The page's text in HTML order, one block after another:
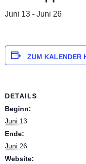
Juni 13 - Juni 26
ZUM KALENDER
DETAILS
Beginn:
Juni 13
Ende:
Juni 26
Website: